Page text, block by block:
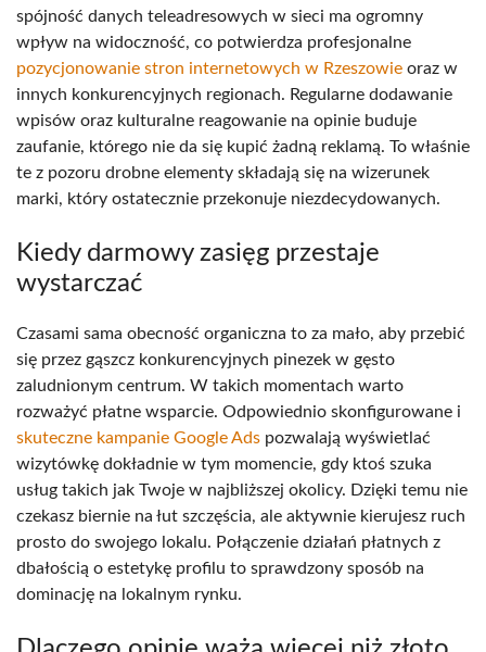
spójność danych teleadresowych w sieci ma ogromny
wpływ na widoczność, co potwierdza profesjonalne
pozycjonowanie stron internetowych w Rzeszowie oraz w
innych konkurencyjnych regionach. Regularne dodawanie
wpisów oraz kulturalne reagowanie na opinie buduje
zaufanie, którego nie da się kupić żadną reklamą. To właśnie
te z pozoru drobne elementy składają się na wizerunek
marki, który ostatecznie przekonuje niezdecydowanych.
Kiedy darmowy zasięg przestaje
wystarczać
Czasami sama obecność organiczna to za mało, aby przebić
się przez gąszcz konkurencyjnych pinezek w gęsto
zaludnionym centrum. W takich momentach warto
rozważyć płatne wsparcie. Odpowiednio skonfigurowane i
skuteczne kampanie Google Ads pozwalają wyświetlać
wizytówkę dokładnie w tym momencie, gdy ktoś szuka
usług takich jak Twoje w najbliższej okolicy. Dzięki temu nie
czekasz biernie na łut szczęścia, ale aktywnie kierujesz ruch
prosto do swojego lokalu. Połączenie działań płatnych z
dbałością o estetykę profilu to sprawdzony sposób na
dominację na lokalnym rynku.